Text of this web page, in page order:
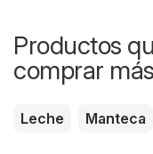
Productos
comprar
Leche Manteca